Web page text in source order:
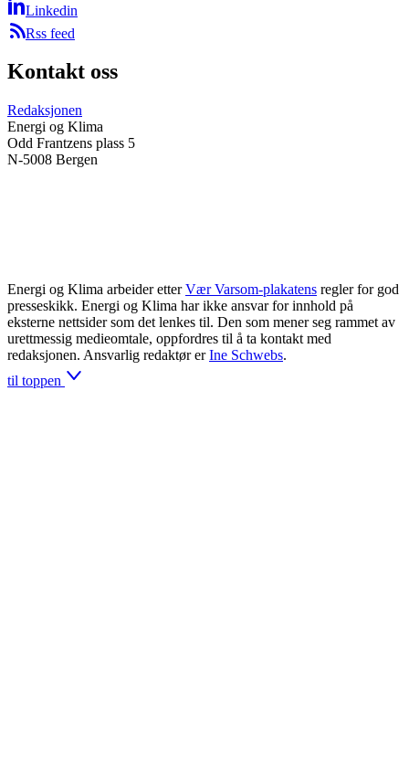
Linkedin
Rss feed
Kontakt oss
Redaksjonen
Energi og Klima
Odd Frantzens plass 5
N-5008 Bergen
Energi og Klima arbeider etter Vær Varsom-plakatens regler for god
presseskikk. Energi og Klima har ikke ansvar for innhold på
eksterne nettsider som det lenkes til. Den som mener seg rammet av
urettmessig medieomtale, oppfordres til å ta kontakt med
redaksjonen. Ansvarlig redaktør er Ine Schwebs.
til toppen